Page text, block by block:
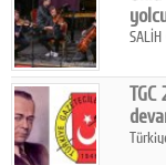
© 2026 TÜM HAKLARISALİH
ETKİ